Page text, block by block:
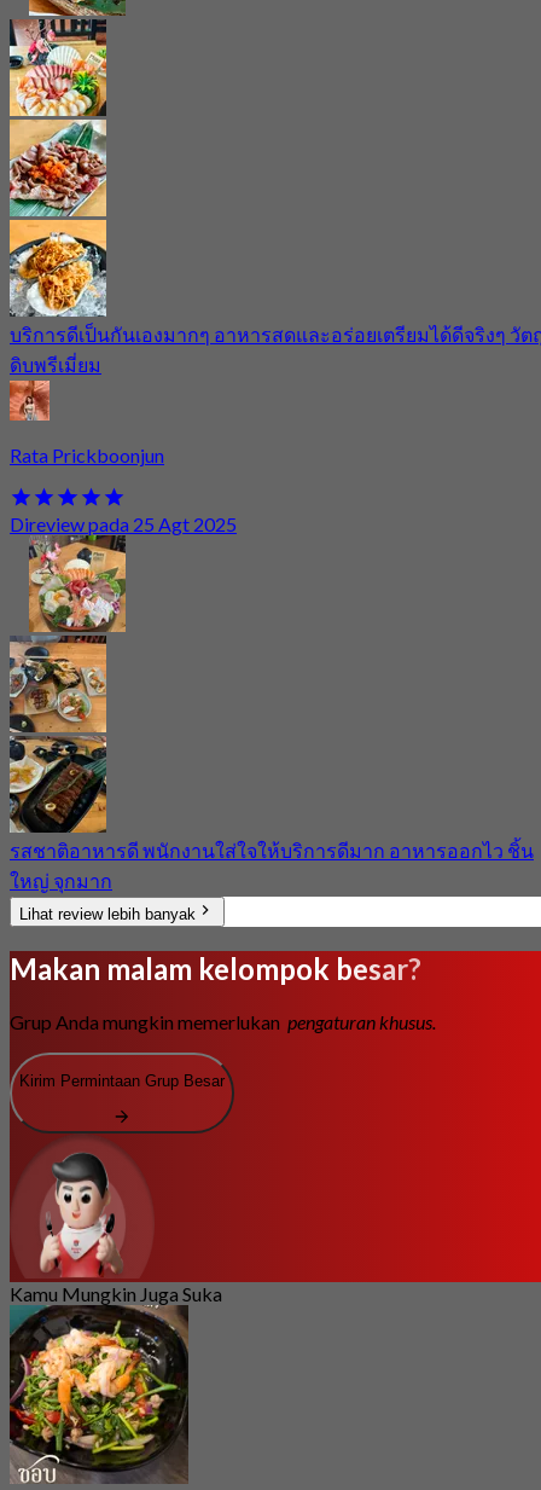
บริการดีเป็นกันเองมากๆ อาหารสดและอร่อยเตรียมได้ดีจริงๆ วัต
ดิบพรีเมี่ยม
Rata Prickboonjun
Direview pada 25 Agt 2025
รสชาติอาหารดี พนักงานใส่ใจให้บริการดีมาก อาหารออกไว ชิ้น
ใหญ่ จุกมาก
Lihat review lebih banyak
Makan malam kelompok besar?
Grup Anda mungkin memerlukan pengaturan khusus.
Kirim Permintaan Grup Besar
Kamu Mungkin Juga Suka